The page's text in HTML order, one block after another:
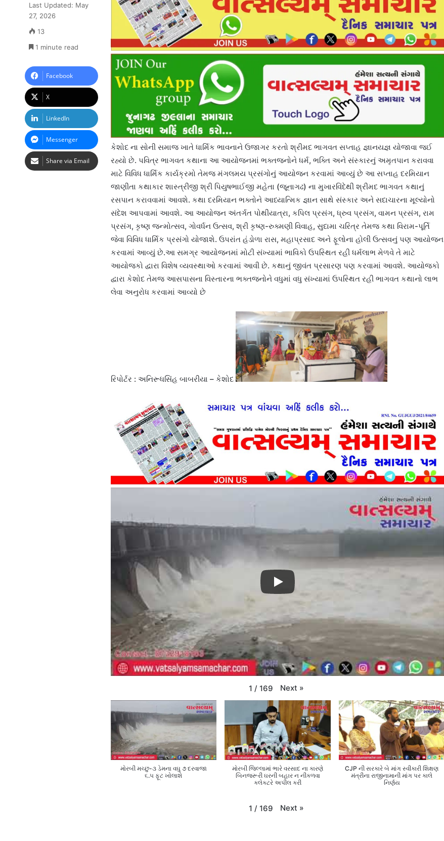
કેશોદ ના સોની સમાજ ખાતે ધાર્મિક ભાવનાને ઉજાગર કરતો શ્રીમદ ભાગવત સપ્તાહ જ્ઞાનયજ્ઞ યોજાવા જઈ
રહ્યો છે. પવિત્ર ભાગવત કથાના આ આયોજનમાં ભક્તજનોને ધર્મ, ભક્તિ અને સંસ્કારનું અમૃતપાન કરાવવા
માટે વિવિધ ધાર્મિક કાર્યક્રમો તેમજ મંગલમય પ્રસંગોનું આયોજન કરવામાં આવ્યું છે આ સપ્તાહ દરમિયાન
જાણીતા કથાકાર શાસ્ત્રીજી શ્રી પિયુષભાઈજી મહેતા (જૂનાગઢ) ના મુખારવિંદેથી શ્રીમદ ભાગવત કથાનું
રસપાન કરાવવામાં આવશે. કથા દરમિયાન ભક્તોને આધ્યાત્મિક જ્ઞાન સાથે સંસ્કાર અને સદાચારના મૂલ્યોનો
સંદેશ આપવામાં આવશે. આ આયોજન અંતર્ગત પોથીયાત્રા, કપિલ પ્રસંગ, ધ્રુવ પ્રસંગ, વામન પ્રસંગ, રામ
પ્રસંગ, કૃષ્ણ જન્મોત્સવ, ગોવર્ધન ઉત્સવ, શ્રી કૃષ્ણ-રુક્મણી વિવાહ, સુદામા ચરિત્ર તેમજ કથા વિરામ-પૂર્તિ
જેવા વિવિધ ધાર્મિક પ્રસંગો યોજાશે. ઉપરાંત હંડોળા રાસ, મહાપ્રસાદ અને ફૂલોના હોલી ઉત્સવનું પણ આયોજન
કરવામાં આવ્યું છે.આ સમગ્ર આયોજનમાં મોટી સંખ્યામાં ભાવિકો ઉપસ્થિત રહી ધર્મલાભ મેળવે તે માટે
આયોજકો દ્વારા વિશેષ વ્યવસ્થાઓ કરવામાં આવી છે. કથાનું જીવંત પ્રસારણ પણ કરવામાં આવશે. આયોજકો
દ્વારા કેશોદ તેમજ આસપાસના વિસ્તારના ભક્તજનોને વધુમાં વધુ સંખ્યામાં ઉપસ્થિત રહી ભાગવત કથાનો લાભ
લેવા અનુરોધ કરવામાં આવ્યો છે
રિપોર્ટર : અનિરૂધસિંહ બાબરીયા – કેશોદ
1 / 169 Next »
મોરબી મચ્છુ-૩ ડેમના વઘુ ૭ દરવાજા
૬.૫ ફૂટ ખોલાશે
મોરબી જિલ્લામાં ભારે વરસાદ ના કારણે
બિનજરૂરી ઘરની બહાર ન નીકળવા
કલેક્ટરે અપીલ કરી
CJP ની સરકારે બે માંગ સ્વીકારી શિક્ષણ
મંત્રીના રાજીનામાની માંગ પર કાલે
નિર્ણય
1 / 169 Next »
Last Updated: May
27, 2026
13
1 minute read
Facebook
X
LinkedIn
Messenger
Share via Email